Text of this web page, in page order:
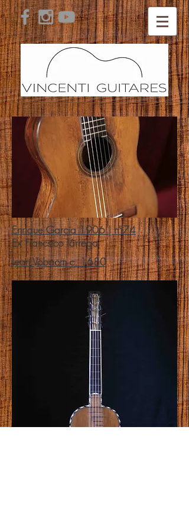
Enrique Garcia 1906| n°74
Ex Francsico Tárrega
Jean Vobaomc. 1680